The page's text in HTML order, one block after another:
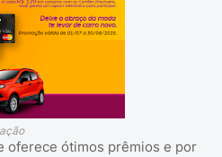
oferece ótimos prêmios e por